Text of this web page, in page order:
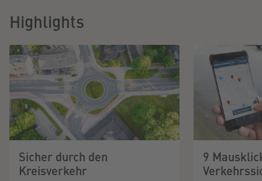
Highlights
Sicher durch den
Kreisverkehr
9